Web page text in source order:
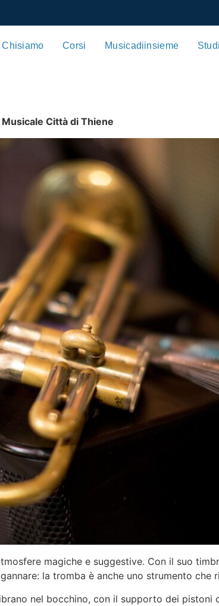
Chi siamo Corsi Musica di insieme
Città di Thiene
magiche e suggestive. Con il suo
la tromba è anche uno strumento che
nel bocchino, con il supporto dei